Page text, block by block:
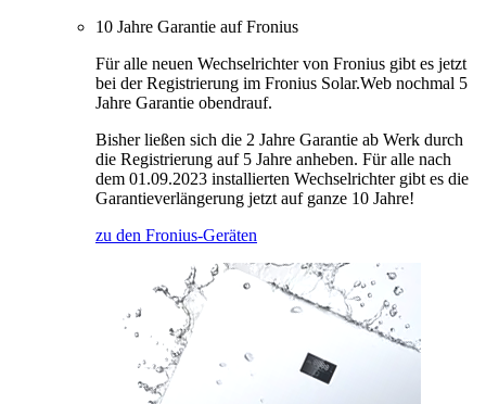
10 Jahre Garantie auf Fronius
Für alle neuen Wechselrichter von Fronius gibt es jetzt
bei der Registrierung im Fronius Solar.Web nochmal 5
Jahre Garantie obendrauf.
Bisher ließen sich die 2 Jahre Garantie ab Werk durch
die Registrierung auf 5 Jahre anheben. Für alle nach
dem 01.09.2023 installierten Wechselrichter gibt es die
Garantieverlängerung jetzt auf ganze 10 Jahre!
zu den Fronius-Geräten